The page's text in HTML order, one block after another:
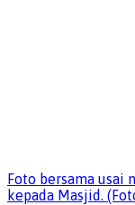
Foto bersama usai
kepada Masjid.